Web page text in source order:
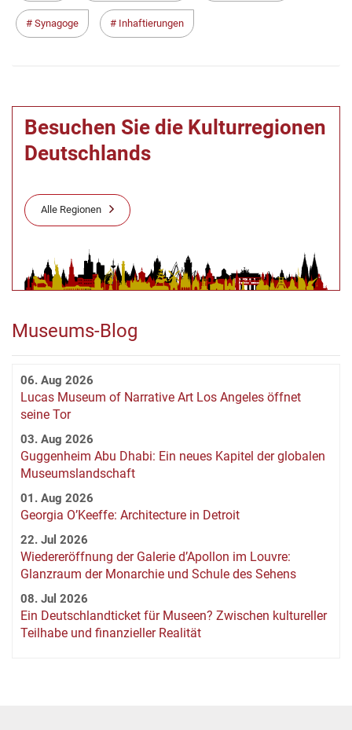
Synagoge Inhaftierungen
Besuchen Sie die Kulturregionen
Deutschlands
Alle Regionen
Museums-Blog
06. Aug 2026
Lucas Museum of Narrative Art Los Angeles öffnet
seine Tor
03. Aug 2026
Guggenheim Abu Dhabi: Ein neues Kapitel der globalen
Museumslandschaft
01. Aug 2026
Georgia O’Keeffe: Architecture in Detroit
22. Jul 2026
Wiedereröffnung der Galerie d’Apollon im Louvre:
Glanzraum der Monarchie und Schule des Sehens
08. Jul 2026
Ein Deutschlandticket für Museen? Zwischen kultureller
Teilhabe und finanzieller Realität